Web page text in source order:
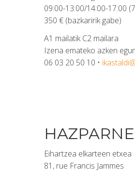
09:00-13:00/14:00-17:00
350 € (bazkaririk gabe)
A1 mailatik C2 mailara
Izena emateko azken
06 03 20 50 10 •
Eihartzea elkarteen etxea
81, rue Francis Jammes